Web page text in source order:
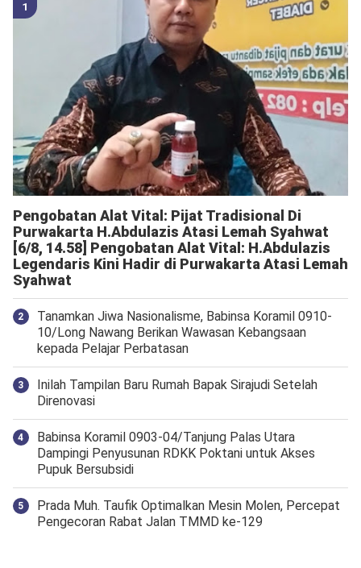
Pengobatan Alat Vital: Pijat Tradisional Di
Purwakarta H.Abdulazis Atasi Lemah Syahwat
[6/8, 14.58] Pengobatan Alat Vital: H.Abdulazis
Legendaris Kini Hadir di Purwakarta Atasi Lemah
Syahwat
Tanamkan Jiwa Nasionalisme, Babinsa Koramil 0910-
10/Long Nawang Berikan Wawasan Kebangsaan
kepada Pelajar Perbatasan
Inilah Tampilan Baru Rumah Bapak Sirajudi Setelah
Direnovasi
‎Babinsa Koramil 0903-04/Tanjung Palas Utara
Dampingi Penyusunan RDKK Poktani untuk Akses
Pupuk Bersubsidi
Prada Muh. Taufik Optimalkan Mesin Molen, Percepat
Pengecoran Rabat Jalan TMMD ke-129